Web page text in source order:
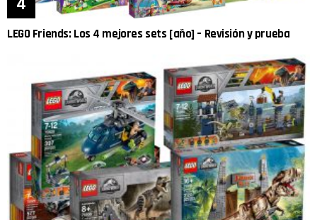
LEGO Friends: Los 4 mejores sets [año] – Revisión y prueba